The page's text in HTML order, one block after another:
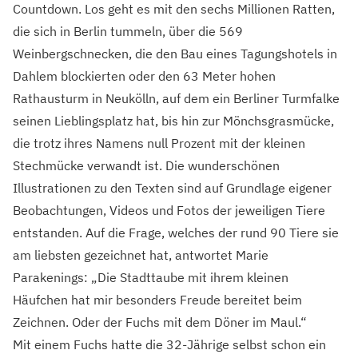
Countdown. Los geht es mit den sechs Millionen Ratten,
die sich in Berlin tummeln, über die 569
Weinbergschnecken, die den Bau eines Tagungshotels in
Dahlem blockierten oder den 63 Meter hohen
Rathausturm in Neukölln, auf dem ein Berliner Turmfalke
seinen Lieblingsplatz hat, bis hin zur Mönchsgrasmücke,
die trotz ihres Namens null Prozent mit der kleinen
Stechmücke verwandt ist. Die wunderschönen
Illustrationen zu den Texten sind auf Grundlage eigener
Beobachtungen, Videos und Fotos der jeweiligen Tiere
entstanden. Auf die Frage, welches der rund 90 Tiere sie
am liebsten gezeichnet hat, antwortet Marie
Parakenings: „Die Stadttaube mit ihrem kleinen
Häufchen hat mir besonders Freude bereitet beim
Zeichnen. Oder der Fuchs mit dem Döner im Maul.“
Mit einem Fuchs hatte die 32-Jährige selbst schon ein